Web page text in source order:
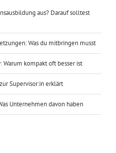
aus? Darauf solltest
Was du mitbringen musst
kompakt oft besser ist
Supervisor:in erklärt
Unternehmen davon haben